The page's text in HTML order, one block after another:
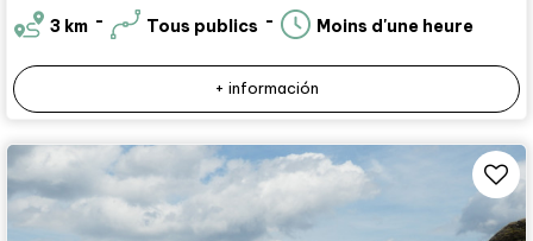
3 km Tous publics Moins d'une heure
+ información